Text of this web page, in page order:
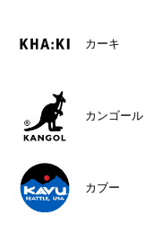
カーキ
カンゴール
カブー